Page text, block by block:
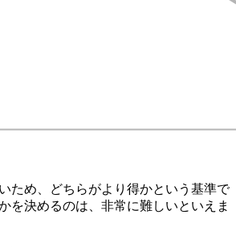
ため、どちらがより得かという基準で
を決めるのは、非常に難しいといえま